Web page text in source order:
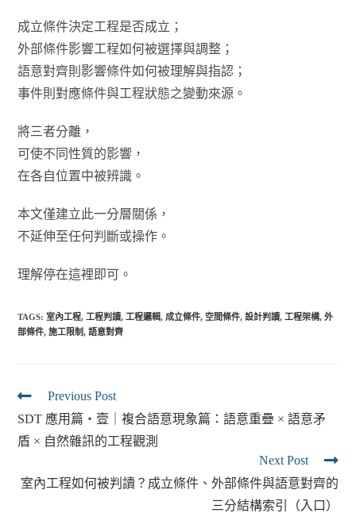
成立條件決定工程是否成立；
外部條件影響工程如何被選擇與調整；
語意對齊則影響條件如何被理解與指認；
事件則對應條件與工程狀態之變動來源。
將三者分離，
可使不同性質的影響，
在各自位置中被辨識。
本文僅建立此一分層關係，
不延伸至任何判斷或操作。
理解停在這裡即可。
TAGS:室內工程, 工程判讀, 工程邏輯, 成立條件, 空間條件, 設計判讀, 工程架構, 外
部條件, 施工限制, 語意對齊
Previous Post
SDT 應用篇・壹｜複合語意現象篇：語意重疊 × 語意矛
盾 × 自然雜訊的工程觀測
Next Post
室內工程如何被判讀？成立條件、外部條件與語意對齊的
三分結構索引（入口）